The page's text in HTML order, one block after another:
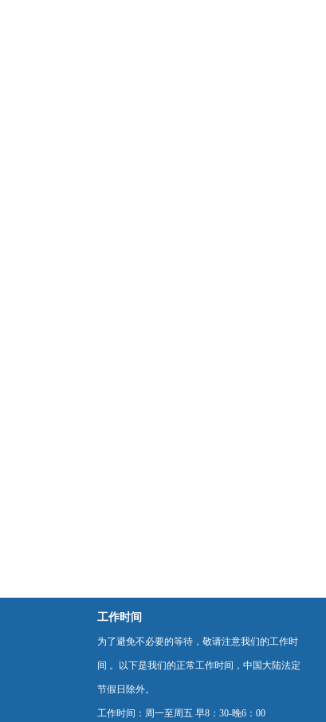
工作时间
为了避免不必要的等待，敬请注意我们的工作时
间 。以下是我们的正常工作时间，中国大陆法定
节假日除外。
工作时间：周一至周五 早8：30-晚6：00